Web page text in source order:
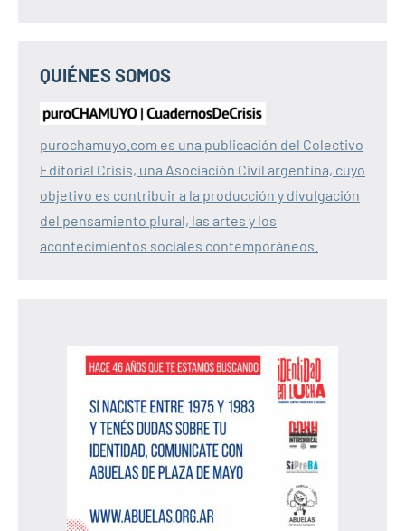
QUIÉNES SOMOS
purochamuyo.com es una publicación del Colectivo
Editorial Crisis, una Asociación Civil argentina, cuyo
objetivo es contribuir a la producción y divulgación
del pensamiento plural, las artes y los
acontecimientos sociales contemporáneos.